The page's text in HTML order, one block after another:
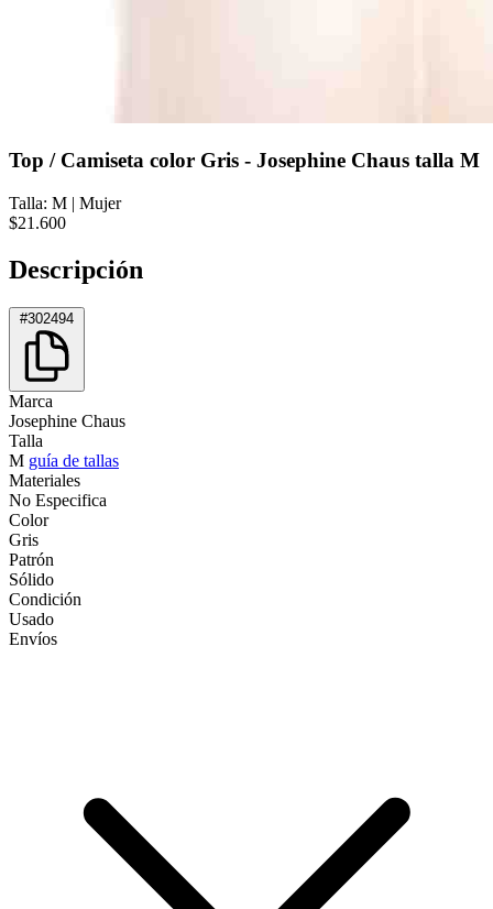
Top / Camiseta color Gris - Josephine Chaus talla M
Talla: M | Mujer
$21.600
Descripción
#302494
Marca
Josephine Chaus
Talla
M guía de tallas
Materiales
No Especifica
Color
Gris
Patrón
Sólido
Condición
Usado
Envíos